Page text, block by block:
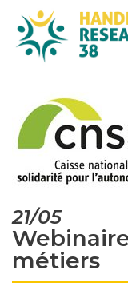
21/05
métiers